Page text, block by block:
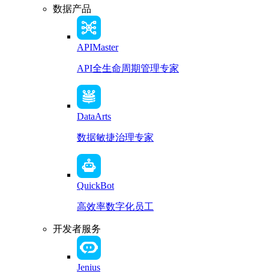
数据产品
APIMaster
API全生命周期管理专家
DataArts
数据敏捷治理专家
QuickBot
高效率数字化员工
开发者服务
Jenius